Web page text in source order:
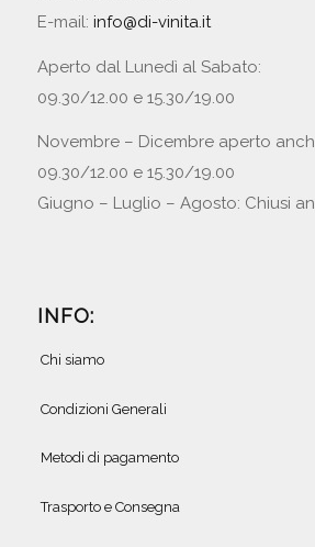
E-mail: info@di-vinita.it
Aperto dal Lunedì al Sabato:
09.30/12.00 e 15.30/19.00
Novembre – Dicembre aperto
09.30/12.00 e 15.30/19.00
Giugno – Luglio – Agosto: Chiusi
INFO:
Chi siamo
Condizioni Generali
Metodi di pagamento
Trasporto e Consegna